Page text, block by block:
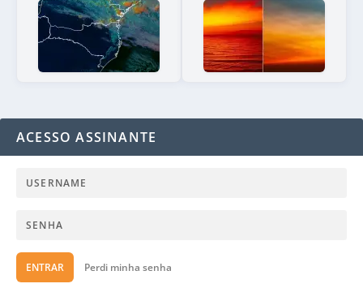
ACESSO ASSINANTE
ENTRAR Perdi minha senha